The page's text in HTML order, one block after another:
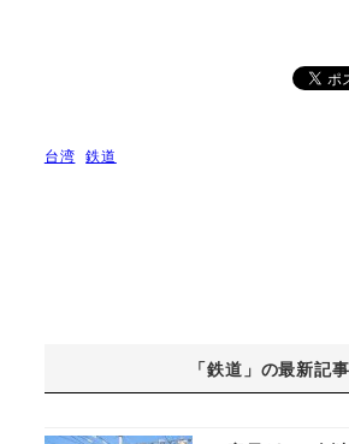
台湾 鉄道
「鉄道」の最新記事